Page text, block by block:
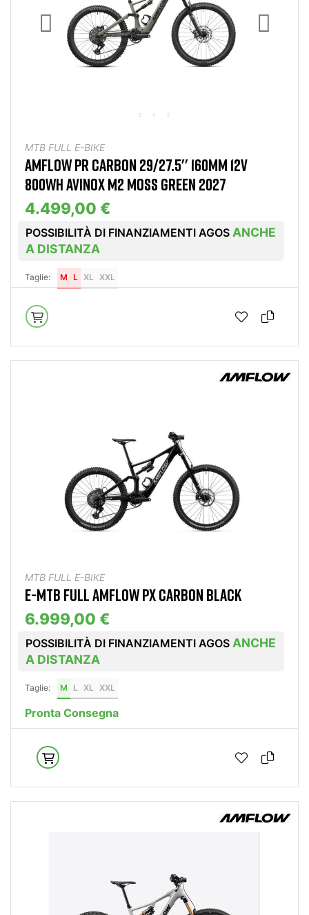
MTB FULL E-BIKE
AMFLOW PR CARBON 29/27.5'' 160MM 12V
800WH AVINOX M2 MOSS GREEN 2027
4.499,00 €
POSSIBILITÀ DI FINANZIAMENTI AGOS ANCHE
A DISTANZA
Taglie: M L XL XXL
MTB FULL E-BIKE
E-MTB FULL AMFLOW PX CARBON BLACK
6.999,00 €
POSSIBILITÀ DI FINANZIAMENTI AGOS ANCHE
A DISTANZA
Taglie: M L XL XXL
Pronta Consegna